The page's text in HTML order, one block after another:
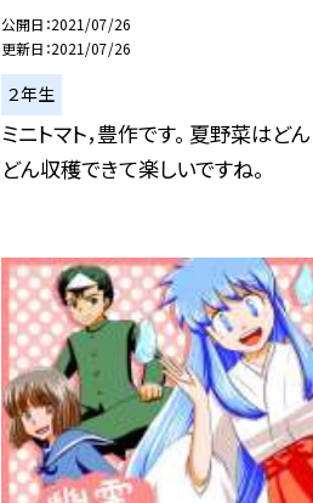
公開日 2021/07/26
更新日 2021/07/26
２年生
ミニトマト，豊作です。 夏野菜はどん
どん収穫できて楽しいですね。